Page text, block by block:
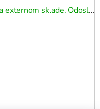
Na externom sklade. Odoslanie 3 - 5 prac. dní.